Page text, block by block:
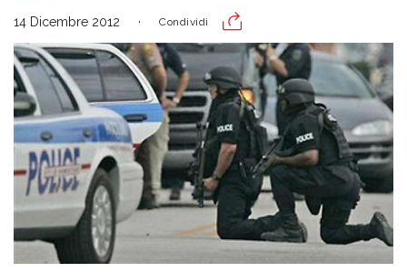
14 Dicembre 2012 Condividi